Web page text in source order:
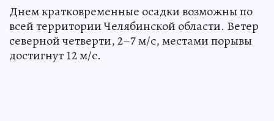
Днем кратковременные осадки возможны по
всей территории Челябинской области. Ветер
северной четверти, 2–7 м/с, местами порывы
достигнут 12 м/с.